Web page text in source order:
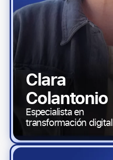
Clara
Colantonio
Especialista en
transformación digital